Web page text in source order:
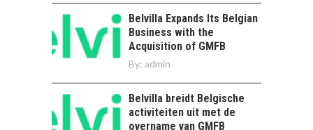
OPORTUNIDADES
PARA STARTUPS Y
NUEVOS NEGOCIOS
Capital de riesgo en
innovación para
startups…
LA
TRANSFORMACIÓN
DE LOS RECURSOS
Belvilla Expands Its Belgian
Business with the
Acquisition of GMFB
By: admin
Belvilla breidt Belgische
activiteiten uit met de
overname van GMFB